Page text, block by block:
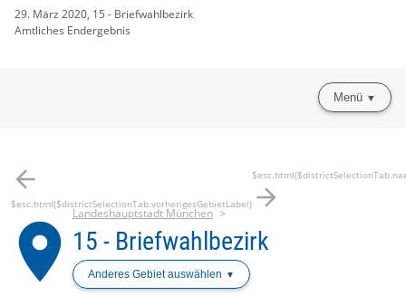
29. März 2020, 15 - Briefwahlbezirk
Amtliches Endergebnis
Menü
arrow_back
$esc.html($districtSelectionTab.vorherigesGebietLabel) arrow_forward
place
Landeshauptstadt München
15 - Briefwahlbezirk
Anderes Gebiet auswählen